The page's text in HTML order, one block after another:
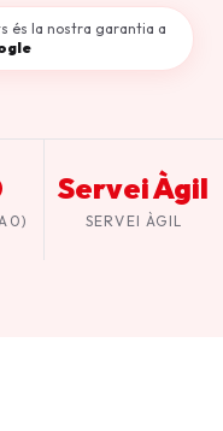
és la nostra garantia a
Servei Àgil
SERVEI ÀGIL